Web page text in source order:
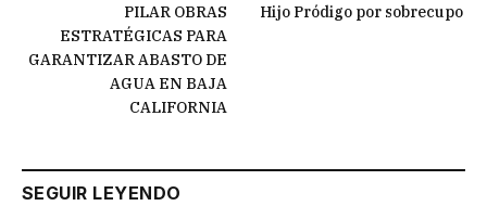
PILAR OBRAS
ESTRATÉGICAS PARA
GARANTIZAR ABASTO DE
AGUA EN BAJA
CALIFORNIA
Hijo Pródigo por sobrecupo
SEGUIR LEYENDO